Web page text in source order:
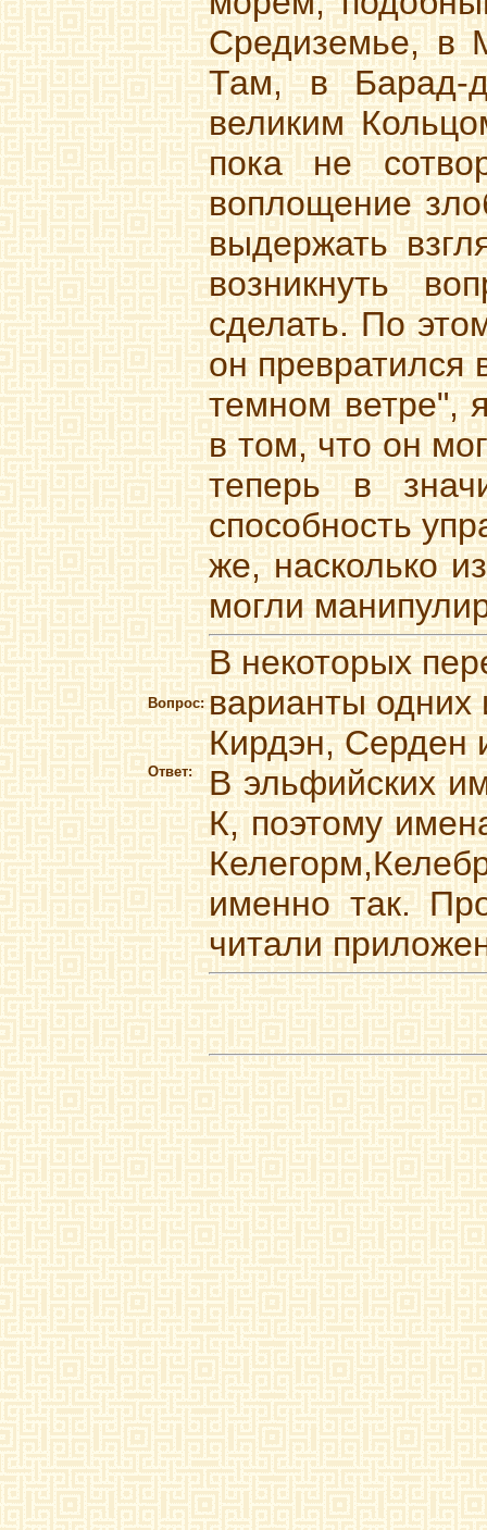
Средиземье, в
Там, в Барад-
великим
пока не
воплощение
выдержать
возникнуть
сделать. По
он превратился
темном ветре",
в том, что он
теперь в
способность
же, насколько
могли
Вопрос:
В некоторых
варианты одних
Кирдэн, Серден
Ответ:
В эльфийских
К, поэтому
именно так.
читали